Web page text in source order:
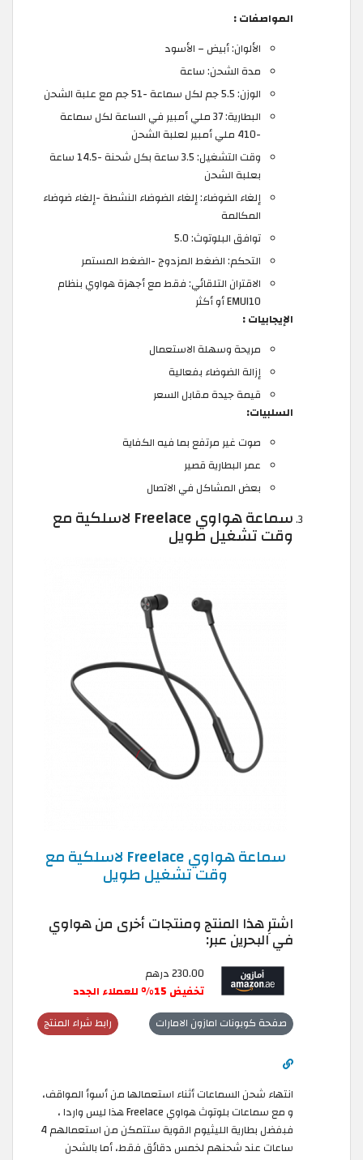
المواصفات :
الألوان: أبيض – الأسود
مدة الشحن: ساعة
الوزن: 5.5 جم لكل سماعة -51 جم مع علبة الشحن
البطارية: 37 ملي أمبير في الساعة لكل سماعة
-410 ملي أمبير لعلبة الشحن
وقت التشغيل: 3.5 ساعة بكل شحنة -14.5 ساعة
بعلبة الشحن
إلغاء الضوضاء: إلغاء الضوضاء النشطة -إلغاء ضوضاء
المكالمة
توافق البلوتوث: 5.0
التحكم: الضغط المزدوج -الضغط المستمر
الاقتران التلقائي: فقط مع أجهزة هواوي بنظام
EMUI10 أو أكثر
الإيجابيات :
مريحة وسهلة الاستعمال
إزالة الضوضاء بفعالية
قيمة جيدة مقابل السعر
السلبيات:
صوت غير مرتفع بما فيه الكفاية
عمر البطارية قصير
بعض المشاكل في الاتصال
سماعة هواوي Freelace لاسلكية مع
وقت تشغيل طويل
سماعة هواوي Freelace لاسلكية مع
وقت تشغيل طويل
اشترِ هذا المنتج ومنتجات أخرى من هواوي
في البحرين عبر:
230.00 درهم‎‏
تخفيض 15% للعملاء الجدد
رابط شراء المنتج صفحة كوبونات امازون الامارات
انتهاء شحن السماعات أثناء استعمالها من أسوأ المواقف،
و مع سماعات بلوتوث هواوي Freelace هذا ليس واردا ،
فبفضل بطارية الليثيوم القوية ستتمكن من استعمالهم 4
ساعات عند شحنهم لخمس دقائق فقط، أما بالشحن